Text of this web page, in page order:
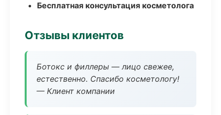
Бесплатная консультация косметолога
Отзывы клиентов
Ботокс и филлеры — лицо свежее,
естественно. Спасибо косметологу!
— Клиент компании